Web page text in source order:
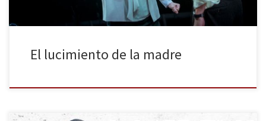
El lucimiento de la madre